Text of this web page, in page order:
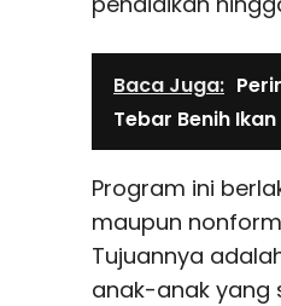
Baca Juga:
Tebar Benih
Program ini
maupun
Tujuannya
anak-anak yang